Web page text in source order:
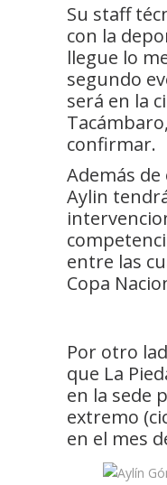
Su staff
con la
llegue lo
segundo
será en la
confirmar.
Además
Aylin
entre las
Copa
Por otro
que La
en la sede
extremo
en el mes